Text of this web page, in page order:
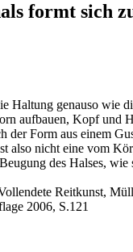
formt sich
Haltung genauso wie
aufbauen, Kopf und
der Form aus einem
also nicht eine vom
des Halses, wie
Reitkunst,
2006, S.121